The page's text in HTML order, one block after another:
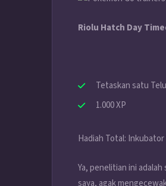
Riolu Hatch Day
Tetaskan satu
1.000 XP
Hadiah Total:
Ya, penelitian ini
saya, agak